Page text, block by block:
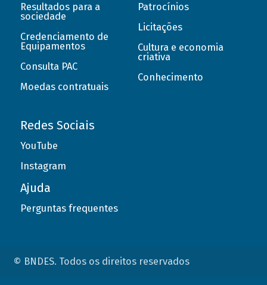
Resultados para a
sociedade
Credenciamento de
Equipamentos
Consulta PAC
Moedas contratuais
Patrocínios
Licitações
Cultura e economia
criativa
Conhecimento
Redes Sociais
YouTube
Instagram
Ajuda
Perguntas frequentes
© BNDES. Todos os direitos reservados